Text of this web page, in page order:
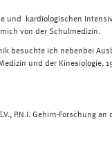
und kardiologischen
von der Schulmedizin.
besuchte ich nebenbei
und der Kinesiologie.
P.N.I. Gehirn-Forschung